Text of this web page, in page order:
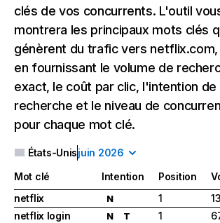
clés de vos concurrents. L'outil
montrera les principaux mots clés
génèrent du trafic vers
en fournissant le volume de
exact, le coût par clic, l'intention de
recherche et le niveau de
pour chaque mot clé.
États-Unisjuin 2026
Mot clé Intention Position
netflix
N 1
netflix login
N T 1